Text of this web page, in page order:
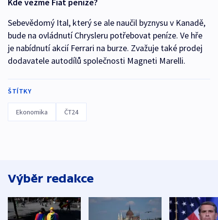
Kde vezme Fiat peníze?
Sebevědomý Ital, který se ale naučil byznysu v Kanadě,
bude na ovládnutí Chrysleru potřebovat peníze. Ve hře
je nabídnutí akcií Ferrari na burze. Zvažuje také prodej
dodavatele autodílů společnosti Magneti Marelli.
ŠTÍTKY
Ekonomika ČT24
Výběr redakce